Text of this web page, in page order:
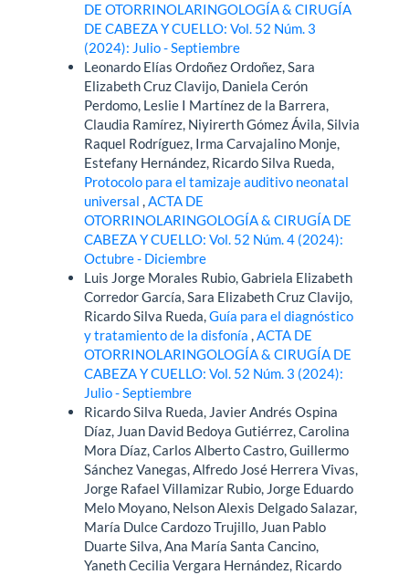
DE OTORRINOLARINGOLOGÍA & CIRUGÍA
DE CABEZA Y CUELLO: Vol. 52 Núm. 3
(2024): Julio - Septiembre
Leonardo Elías Ordoñez Ordoñez, Sara
Elizabeth Cruz Clavijo, Daniela Cerón
Perdomo, Leslie I Martínez de la Barrera,
Claudia Ramírez, Niyirerth Gómez Ávila, Silvia
Raquel Rodríguez, Irma Carvajalino Monje,
Estefany Hernández, Ricardo Silva Rueda,
Protocolo para el tamizaje auditivo neonatal
universal,ACTA DE
OTORRINOLARINGOLOGÍA & CIRUGÍA DE
CABEZA Y CUELLO: Vol. 52 Núm. 4 (2024):
Octubre - Diciembre
Luis Jorge Morales Rubio, Gabriela Elizabeth
Corredor García, Sara Elizabeth Cruz Clavijo,
Ricardo Silva Rueda,Guía para el diagnóstico
y tratamiento de la disfonía,ACTA DE
OTORRINOLARINGOLOGÍA & CIRUGÍA DE
CABEZA Y CUELLO: Vol. 52 Núm. 3 (2024):
Julio - Septiembre
Ricardo Silva Rueda, Javier Andrés Ospina
Díaz, Juan David Bedoya Gutiérrez, Carolina
Mora Díaz, Carlos Alberto Castro, Guillermo
Sánchez Vanegas, Alfredo José Herrera Vivas,
Jorge Rafael Villamizar Rubio, Jorge Eduardo
Melo Moyano, Nelson Alexis Delgado Salazar,
María Dulce Cardozo Trujillo, Juan Pablo
Duarte Silva, Ana María Santa Cancino,
Yaneth Cecilia Vergara Hernández, Ricardo